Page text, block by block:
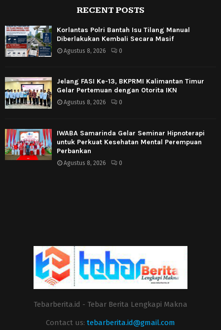
RECENT POSTS
Korlantas Polri Bantah Isu Tilang Manual
Diberlakukan Kembali Secara Masif
Agustus 8, 2026 0
Jelang FASI Ke-13, BKPRMI Kalimantan Timur
Gelar Pertemuan dengan Otorita IKN
Agustus 8, 2026 0
IWABA Samarinda Gelar Seminar Hipnoterapi
untuk Perkuat Kesehatan Mental Perempuan
Perbankan
Agustus 8, 2026 0
Tebarberita.id - Tebar Berita Lengkapi Makna
Contact us: tebarberita.id@gmail.com